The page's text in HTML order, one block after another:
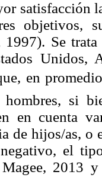
satisfacción
objetivos,
Se
Unidos,
en
si
en cuenta
de hijos/as,
el
2013